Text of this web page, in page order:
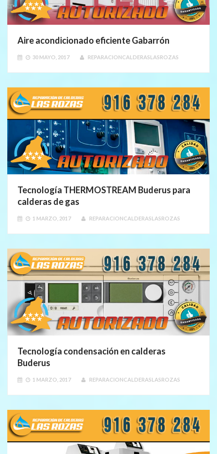
Aire acondicionado eficiente Gabarrón
30 MAYO, 2017 REPARACIONCALDERASLASROZAS
Tecnología THERMOSTREAM Buderus para
calderas de gas
1 MARZO, 2017 REPARACIONCALDERASLASROZAS
Tecnología condensación en calderas
Buderus
1 MARZO, 2017 REPARACIONCALDERASLASROZAS